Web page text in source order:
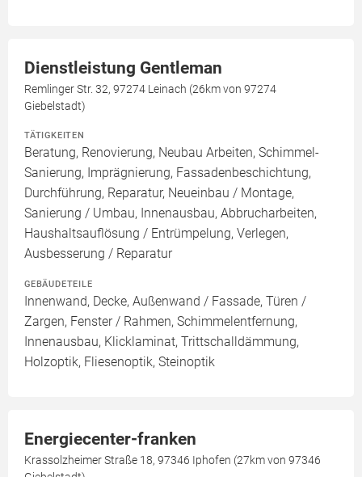
Dienstleistung Gentleman
Remlinger Str. 32, 97274 Leinach (26km von 97274
Giebelstadt)
TÄTIGKEITEN
Beratung, Renovierung, Neubau Arbeiten, Schimmel-
Sanierung, Imprägnierung, Fassadenbeschichtung,
Durchführung, Reparatur, Neueinbau / Montage,
Sanierung / Umbau, Innenausbau, Abbrucharbeiten,
Haushaltsauflösung / Entrümpelung, Verlegen,
Ausbesserung / Reparatur
GEBÄUDETEILE
Innenwand, Decke, Außenwand / Fassade, Türen /
Zargen, Fenster / Rahmen, Schimmelentfernung,
Innenausbau, Klicklaminat, Trittschalldämmung,
Holzoptik, Fliesenoptik, Steinoptik
Energiecenter-franken
Krassolzheimer Straße 18, 97346 Iphofen (27km von 97346